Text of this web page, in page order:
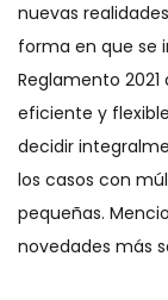
nuevas
forma en que se
Reglamento
eficiente y
decidir
los casos con
pequeñas.
novedades más